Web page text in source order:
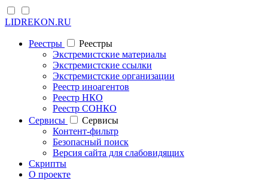
LIDREKON.RU
Реестры
Реестры
Экстремистские материалы
Экстремистские ссылки
Экстремистские организации
Реестр иноагентов
Реестр НКО
Реестр СОНКО
Cервисы
Cервисы
Контент-фильтр
Безопасный поиск
Версия сайта для слабовидящих
Скрипты
О проекте